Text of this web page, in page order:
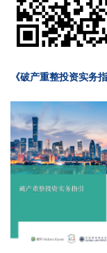
《破产重整投资实务指